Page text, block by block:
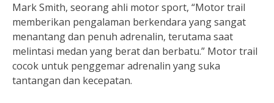
Mark Smith, seorang ahli motor sport, “Motor trail
memberikan pengalaman berkendara yang sangat
menantang dan penuh adrenalin, terutama saat
melintasi medan yang berat dan berbatu.” Motor trail
cocok untuk penggemar adrenalin yang suka
tantangan dan kecepatan.